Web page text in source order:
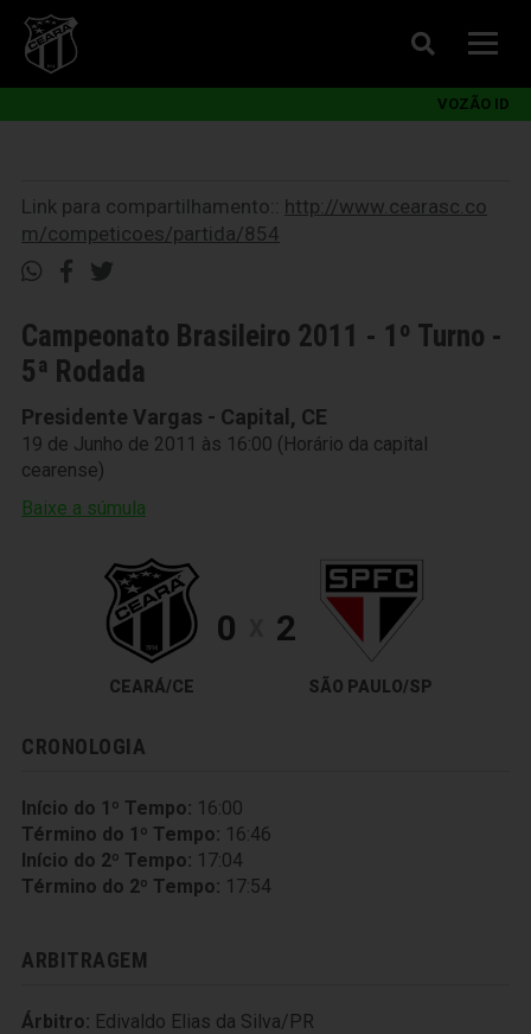
VOZÃO ID
Link para compartilhamento:: http://www.cearasc.co
m/competicoes/partida/854
Campeonato Brasileiro 2011 - 1º Turno -
5ª Rodada
Presidente Vargas - Capital, CE
19 de Junho de 2011 às 16:00 (Horário da capital
cearense)
Baixe a súmula
CEARÁ/CE
0 2
SÃO PAULO/SP
CRONOLOGIA
Início do 1º Tempo: 16:00
Término do 1º Tempo: 16:46
Início do 2º Tempo: 17:04
Término do 2º Tempo: 17:54
ARBITRAGEM
Árbitro: Edivaldo Elias da Silva/PR